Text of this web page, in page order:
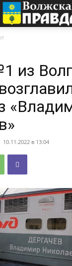
из
10.11.2022 в 13:04